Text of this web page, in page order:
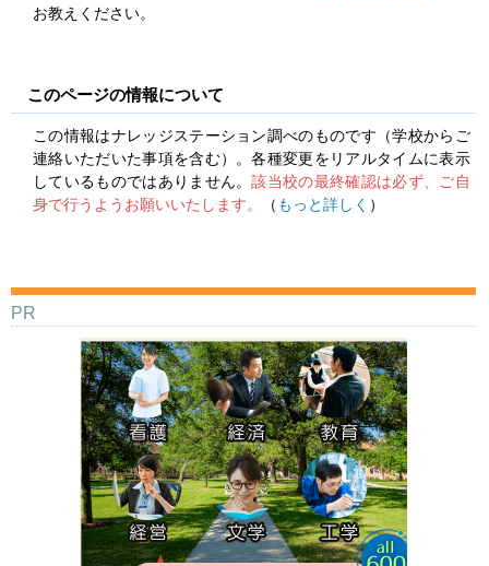
お教えください。
このページの情報について
この情報はナレッジステーション調べのものです（学校からご
連絡いただいた事項を含む）。各種変更をリアルタイムに表示
しているものではありません。該当校の最終確認は必ず、ご自
身で行うようお願いいたします。
（ もっと詳しく ）
PR